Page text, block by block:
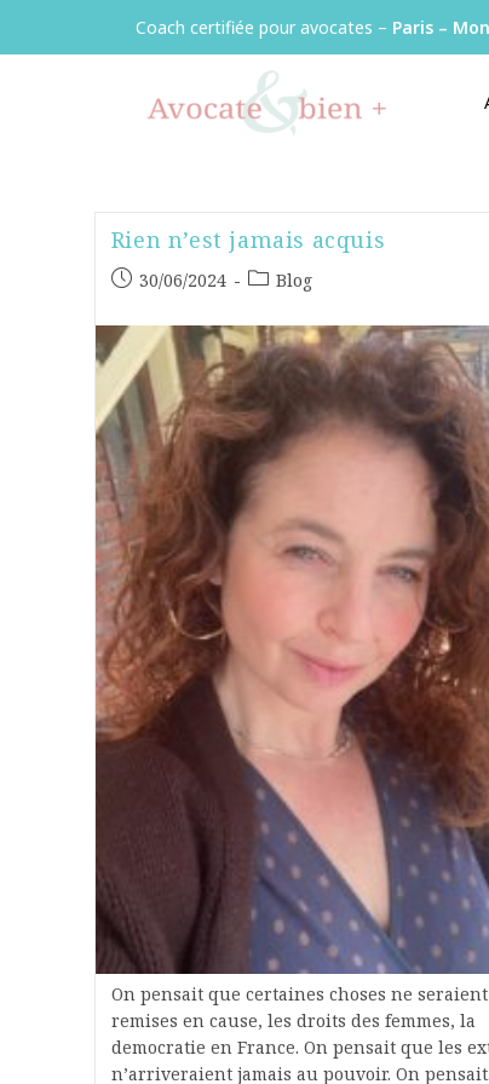
Coach certifiée pour avocates – Paris –
Rien n’est jamais acquis
30/06/2024 Blog
On pensait que certaines choses ne
remises en cause, les droits des femmes, la
democratie en France. On pensait que les
n’arriveraient jamais au pouvoir. On
Panneau de gestion des cookies